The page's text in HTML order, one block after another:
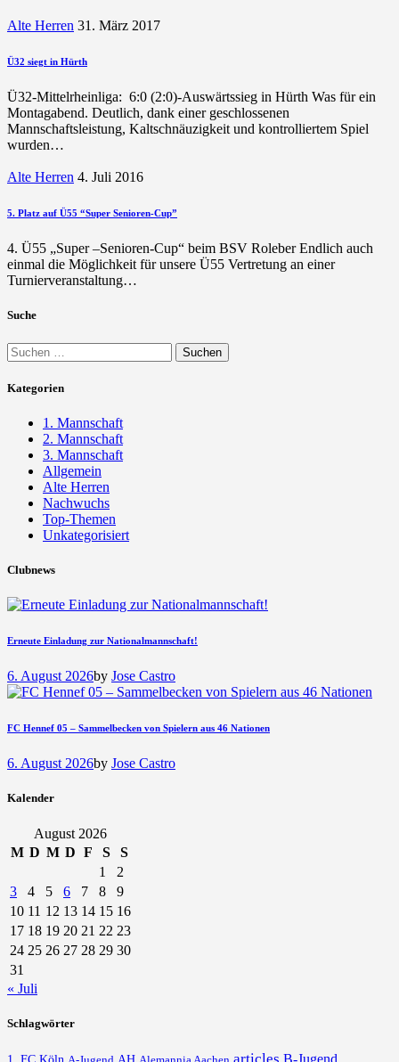
Alte Herren 31. März 2017
Ü32 siegt in Hürth
Ü32-Mittelrheinliga: 6:0 (2:0)-Auswärtssieg in Hürth Was für ein
Montagabend. Deutlich, dank einer geschlossenen
Mannschaftsleistung, Kaltschnäuzigkeit und kontrolliertem Spiel
wurden…
Alte Herren 4. Juli 2016
5. Platz auf Ü55 “Super Senioren-Cup”
4. Ü55 „Super –Senioren-Cup“ beim BSV Roleber Endlich auch
einmal die Möglichkeit für unsere Ü55 Vertretung an einer
Turnierveranstaltung…
Suche
Suchen
nach:
Kategorien
1. Mannschaft
2. Mannschaft
3. Mannschaft
Allgemein
Alte Herren
Nachwuchs
Top-Themen
Unkategorisiert
Clubnews
Erneute Einladung zur Nationalmannschaft!
6. August 2026by Jose Castro
FC Hennef 05 – Sammelbecken von Spielern aus 46 Nationen
6. August 2026by Jose Castro
Kalender
August 2026
M D M D F S
S
1
2
3
4 5 6 7 8
9
10 11 12 13 14 15 16
17 18 19 20 21 22 23
24 25 26 27 28 29 30
31
« Juli
Schlagwörter
B-Jugend